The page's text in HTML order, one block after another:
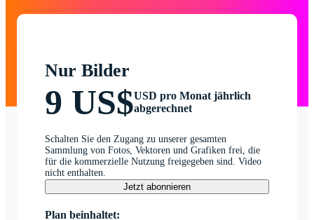
Nur Bilder
9 US$USD pro Monat jährlich
abgerechnet
Schalten Sie den Zugang zu unserer gesamten
Sammlung von Fotos, Vektoren und Grafiken frei, die
für die kommerzielle Nutzung freigegeben sind. Video
nicht enthalten.
Jetzt abonnieren
Plan beinhaltet: